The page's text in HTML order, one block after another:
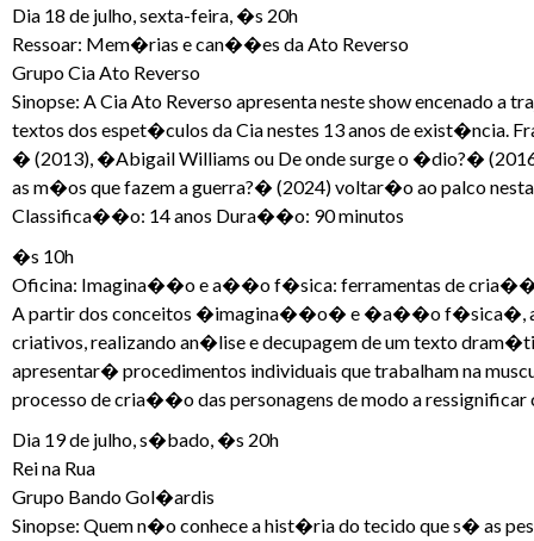
Dia 18 de julho, sexta-feira, �s 20h
Ressoar: Mem�rias e can��es da Ato Reverso
Grupo Cia Ato Reverso
Sinopse: A Cia Ato Reverso apresenta neste show encenado
textos dos espet�culos da Cia nestes 13 anos de exist�ncia.
� (2013), �Abigail Williams ou De onde surge o �dio?�
as m�os que fazem a guerra?� (2024) voltar�o ao palco
Classifica��o: 14 anos Dura��o: 90 minutos
�s 10h
Oficina: Imagina��o e a��o f�sica: ferramentas de
A partir dos conceitos �imagina��o� e �a��o f�sica�, a
criativos, realizando an�lise e decupagem de um texto
apresentar� procedimentos individuais que trabalham na
processo de cria��o das personagens de modo a
Dia 19 de julho, s�bado, �s 20h
Rei na Rua
Grupo Bando Gol�ardis
Sinopse: Quem n�o conhece a hist�ria do tecido que s� as